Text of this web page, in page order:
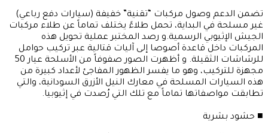
​تضمن الدعم وصول مركبات “تقنية” خفيفة (سيارات دفع رباعي)
غير مسلحة في البداية، تحمل طلاءً يختلف تماماً عن طلاء مركبات
الجيش الإثيوبي الرسمية.و رصد المختبر عملية تحويل هذه
المركبات داخل قاعدة أصوصا إلى آليات قتالية عبر تركيب حوامل
للرشاشات الثقيلة. و أظهرت الصور صفوفاً من الأسلحة عيار 50
مجهزة للتركيب، وهو ما يفسر الظهور المفاجئ لأعداد كبيرة من
هذه السيارات المسلحة في معارك النيل الأزرق السودانية، والتي
تطابقت مواصفاتها تماماً مع تلك التي رُصدت في إثيوبيا.
​■ حشود بشرية